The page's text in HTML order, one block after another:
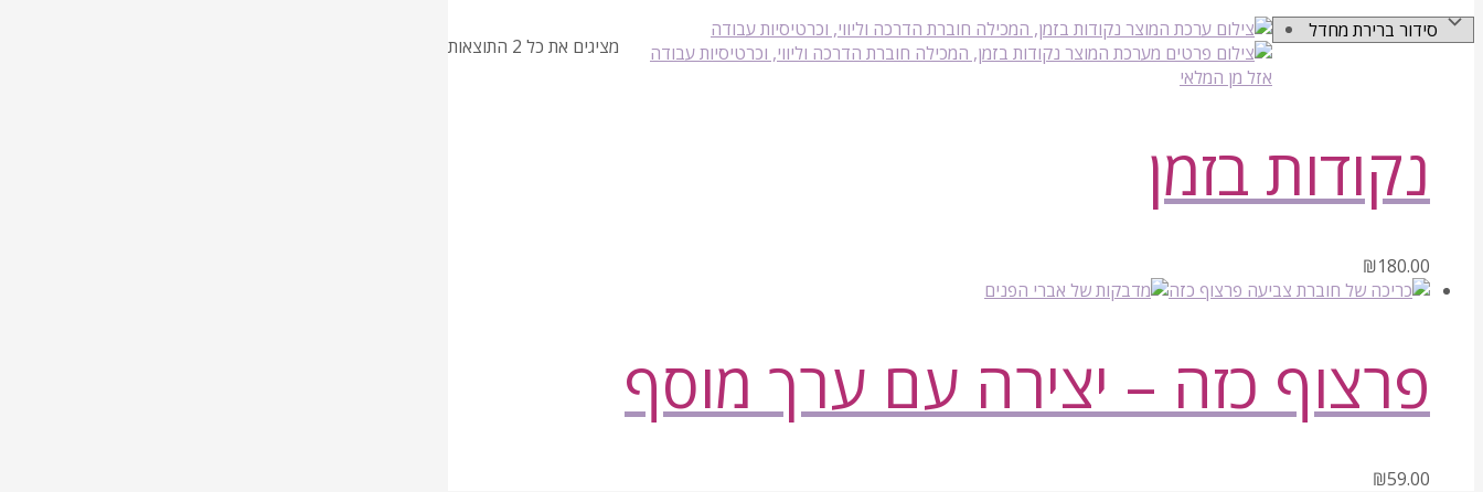
מציגים את כל ⁦2⁩ התוצאות
אזל מן המלאי
נקודות בזמן
₪180.00
פרצוף כזה – יצירה עם ערך מוסף
₪59.00